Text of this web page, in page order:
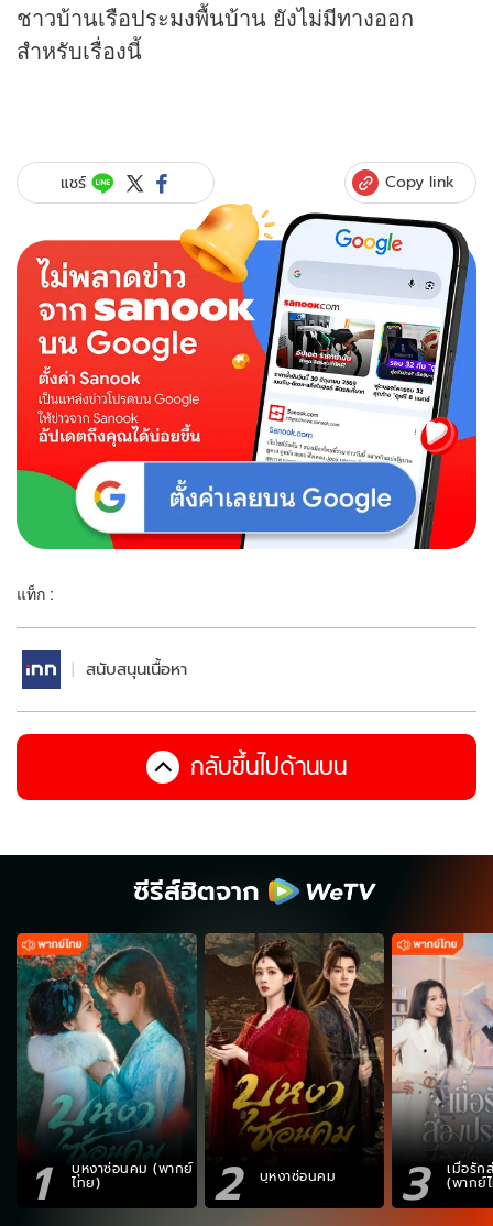
ชาวบ้านเรือประมงพื้นบ้าน ยังไม่มีทางออก
สำหรับเรื่องนี้
แชร์ Copy link
แท็ก :
สนับสนุนเนื้อหา
กลับขึ้นไปด้านบน
ซีรีส์ฮิตจาก
1 บุหงาซ่อนคม (พากย์
ไทย) 2 บุหงาซ่อนคม 3 เมื่อรัก
(พากย์